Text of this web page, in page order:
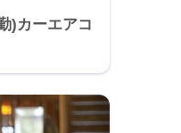
)カーエアコ